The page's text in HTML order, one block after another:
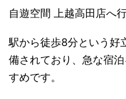
自遊空間 上越高田店へ
駅から徒歩8分という好
備されており、急な宿
すめです。